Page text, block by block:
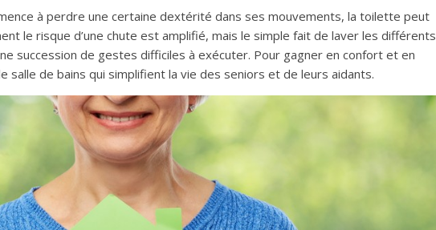
à perdre une certaine dextérité dans ses mouvements, la toilette peut
le risque d’une chute est amplifié, mais le simple fait de laver les différents
succession de gestes difficiles à exécuter. Pour gagner en confort et en
salle de bains qui simplifient la vie des seniors et de leurs aidants.